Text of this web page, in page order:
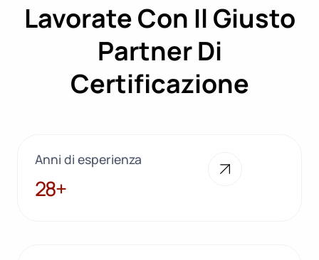
Lavorate Con Il Giusto
Partner Di
Certificazione
Anni di esperienza
28+
28+